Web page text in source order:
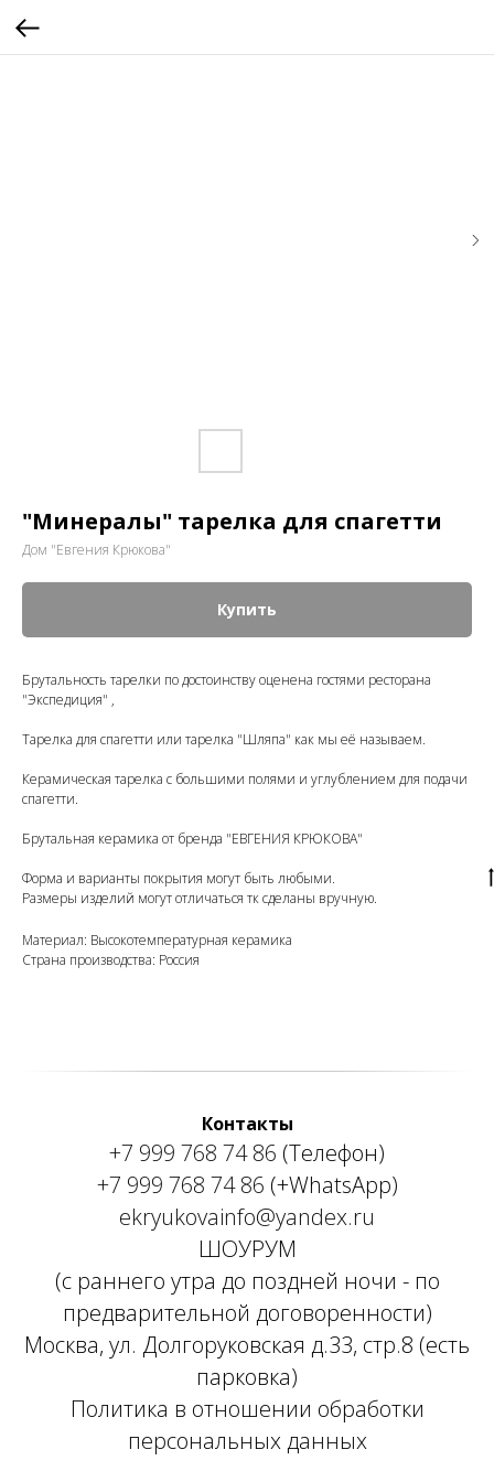
"Минералы" тарелка для спагетти
Дом "Евгения Крюкова"
Купить
Брутальность тарелки по достоинству оценена гостями ресторана
"Экспедиция" ,
Тарелка для спагетти или тарелка "Шляпа" как мы её называем.
Керамическая тарелка с большими полями и углублением для подачи
спагетти.
Брутальная керамика от бренда "ЕВГЕНИЯ КРЮКОВА"
Форма и варианты покрытия могут быть любыми.
Размеры изделий могут отличаться тк сделаны вручную.
Материал: Высокотемпературная керамика
Страна производства: Россия
Контакты
+7 999 768 74 86 (Телефон)
+7 999 768 74 86 (+WhatsApp)
ekryukovainfo@yandex.ru
ШОУРУМ
(с раннего утра до поздней ночи - по
предварительной договоренности)
Москва, ул. Долгоруковская д.33, стр.8 (есть
парковка)
Политика в отношении обработки
персональных данных